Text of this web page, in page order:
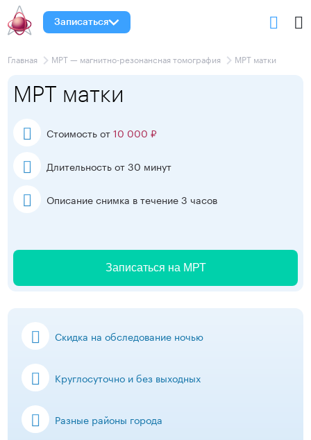
Записаться
Главная МРТ — магнитно-резонансная томография МРТ матки
МРТ матки
Стоимость от10 000 ₽
Длительность от 30 минут
Описание снимка в течение 3 часов
Записаться на МРТ
Скидка на обследование ночью
Круглосуточно и без выходных
Разные районы города